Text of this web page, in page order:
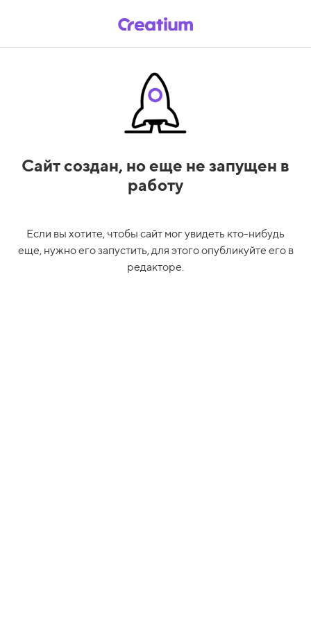
Сайт создан, но еще не запущен в
работу
Если вы хотите, чтобы сайт мог увидеть кто-нибудь
еще, нужно его запустить, для этого опубликуйте его в
редакторе.